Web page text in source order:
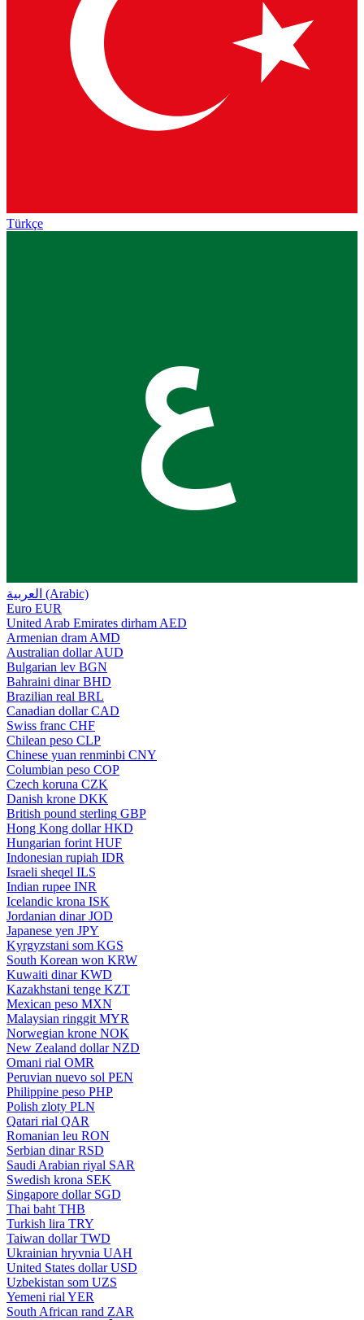
Türkçe
ع
العربية (Arabic)
Euro EUR
United Arab Emirates dirham AED
Armenian dram AMD
Australian dollar AUD
Bulgarian lev BGN
Bahraini dinar BHD
Brazilian real BRL
Canadian dollar CAD
Swiss franc CHF
Chilean peso CLP
Chinese yuan renminbi CNY
Columbian peso COP
Czech koruna CZK
Danish krone DKK
British pound sterling GBP
Hong Kong dollar HKD
Hungarian forint HUF
Indonesian rupiah IDR
Israeli sheqel ILS
Indian rupee INR
Icelandic krona ISK
Jordanian dinar JOD
Japanese yen JPY
Kyrgyzstani som KGS
South Korean won KRW
Kuwaiti dinar KWD
Kazakhstani tenge KZT
Mexican peso MXN
Malaysian ringgit MYR
Norwegian krone NOK
New Zealand dollar NZD
Omani rial OMR
Peruvian nuevo sol PEN
Philippine peso PHP
Polish zloty PLN
Qatari rial QAR
Romanian leu RON
Serbian dinar RSD
Saudi Arabian riyal SAR
Swedish krona SEK
Singapore dollar SGD
Thai baht THB
Turkish lira TRY
Taiwan dollar TWD
Ukrainian hryvnia UAH
United States dollar USD
Uzbekistan som UZS
Yemeni rial YER
South African rand ZAR